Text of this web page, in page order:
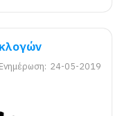
Ενημέρωση: 24-05-2019